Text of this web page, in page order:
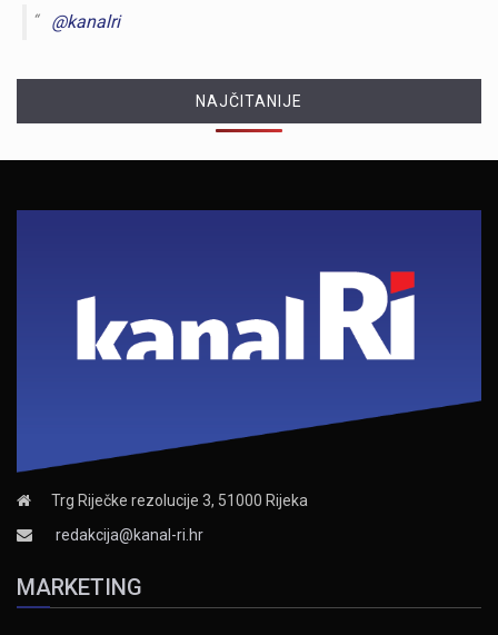
@kanalri
NAJČITANIJE
Trg Riječke rezolucije 3, 51000 Rijeka
redakcija@kanal-ri.hr
MARKETING